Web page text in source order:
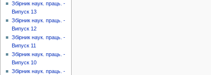
Збірник наук. праць. -
Випуск 13
Збірник наук. праць. -
Випуск 12
Збірник наук. праць. -
Випуск 11
Збірник наук. праць. -
Випуск 10
Збірник наук. праць. -